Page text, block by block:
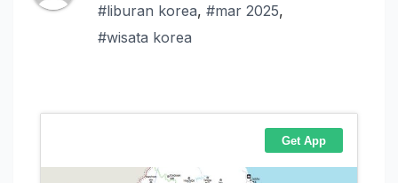
#liburan korea, #mar 2025,
#wisata korea